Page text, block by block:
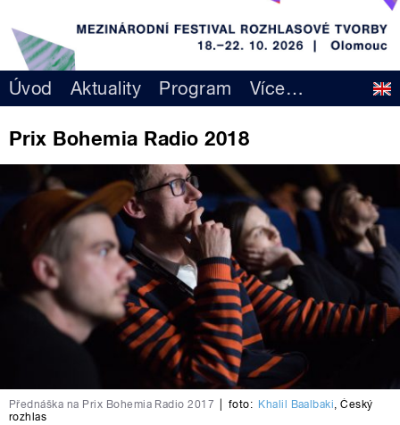
Úvod Aktuality Program Více…
Prix Bohemia Radio 2018
Přednáška na Prix Bohemia Radio 2017 foto: Khalil Baalbaki,Český
rozhlas